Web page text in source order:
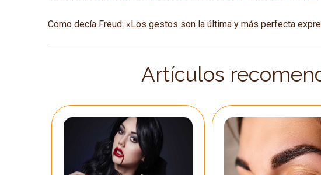
Como decía Freud: «Los gestos son la última y más perfecta
Artículos